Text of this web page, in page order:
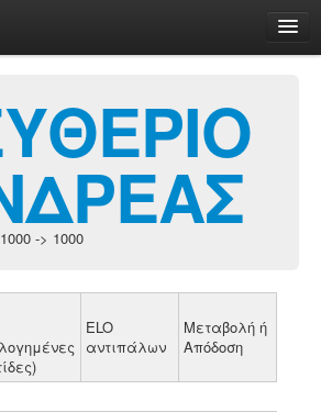
-> 1000
ELO
αντιπάλων
Μεταβολή ή
Απόδοση